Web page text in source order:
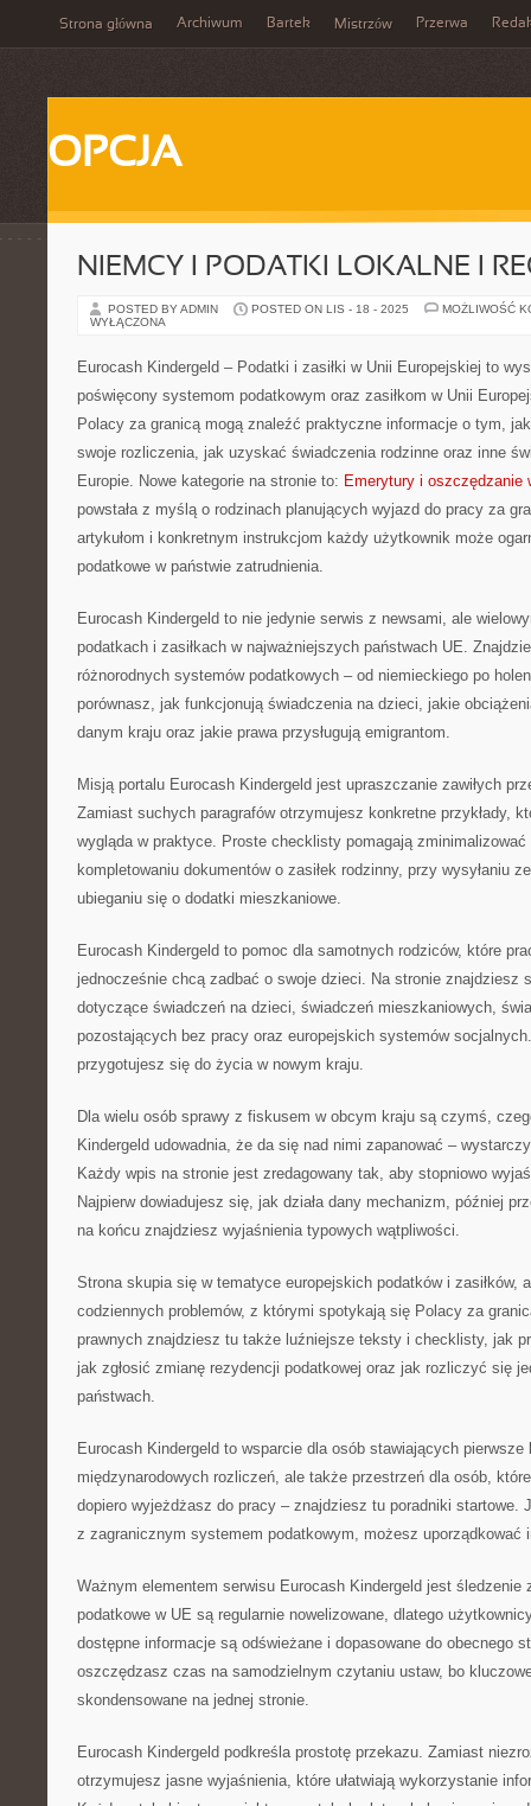
Strona główna Archiwum Bartek Mistrzów Przerwa
OPCJA
NIEMCY I PODATKI LOKALNE I
POSTED BY ADMIN POSTED ON LIS - 18 - 2025
MOŻLIWOŚĆ
WYŁĄCZONA
Eurocash Kindergeld – Podatki i zasiłki w Unii Europejskiej to
poświęcony systemom podatkowym oraz zasiłkom w Unii
Polacy za granicą mogą znaleźć praktyczne informacje o tym,
swoje rozliczenia, jak uzyskać świadczenia rodzinne oraz inne
Europie. Nowe kategorie na stronie to: Emerytury i oszczędzanie
powstała z myślą o rodzinach planujących wyjazd do pracy za
artykułom i konkretnym instrukcjom każdy użytkownik może
podatkowe w państwie zatrudnienia.
Eurocash Kindergeld to nie jedynie serwis z newsami, ale
podatkach i zasiłkach w najważniejszych państwach UE.
różnorodnych systemów podatkowych – od niemieckiego po
porównasz, jak funkcjonują świadczenia na dzieci, jakie
danym kraju oraz jakie prawa przysługują emigrantom.
Misją portalu Eurocash Kindergeld jest upraszczanie zawiłych
Zamiast suchych paragrafów otrzymujesz konkretne przykłady,
wygląda w praktyce. Proste checklisty pomagają zminimalizować
kompletowaniu dokumentów o zasiłek rodzinny, przy wysyłaniu
ubieganiu się o dodatki mieszkaniowe.
Eurocash Kindergeld to pomoc dla samotnych rodziców, które
jednocześnie chcą zadbać o swoje dzieci. Na stronie znajdziesz
dotyczące świadczeń na dzieci, świadczeń mieszkaniowych,
pozostających bez pracy oraz europejskich systemów
przygotujesz się do życia w nowym kraju.
Dla wielu osób sprawy z fiskusem w obcym kraju są czymś,
Kindergeld udowadnia, że da się nad nimi zapanować –
Każdy wpis na stronie jest zredagowany tak, aby stopniowo
Najpierw dowiadujesz się, jak działa dany mechanizm, później
na końcu znajdziesz wyjaśnienia typowych wątpliwości.
Strona skupia się w tematyce europejskich podatków i zasiłków,
codziennych problemów, z którymi spotykają się Polacy za
prawnych znajdziesz tu także luźniejsze teksty i checklisty, jak
jak zgłosić zmianę rezydencji podatkowej oraz jak rozliczyć się
państwach.
Eurocash Kindergeld to wsparcie dla osób stawiających pierwsze
międzynarodowych rozliczeń, ale także przestrzeń dla osób,
dopiero wyjeżdżasz do pracy – znajdziesz tu poradniki startowe.
z zagranicznym systemem podatkowym, możesz uporządkować
Ważnym elementem serwisu Eurocash Kindergeld jest śledzenie
podatkowe w UE są regularnie nowelizowane, dlatego
dostępne informacje są odświeżane i dopasowane do obecnego
oszczędzasz czas na samodzielnym czytaniu ustaw, bo
skondensowane na jednej stronie.
Eurocash Kindergeld podkreśla prostotę przekazu. Zamiast
otrzymujesz jasne wyjaśnienia, które ułatwiają wykorzystanie